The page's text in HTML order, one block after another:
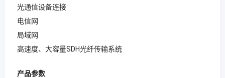
光通信设备连接
电信网
局域网
高速度、大容量SDH光纤传输系统
产品参数